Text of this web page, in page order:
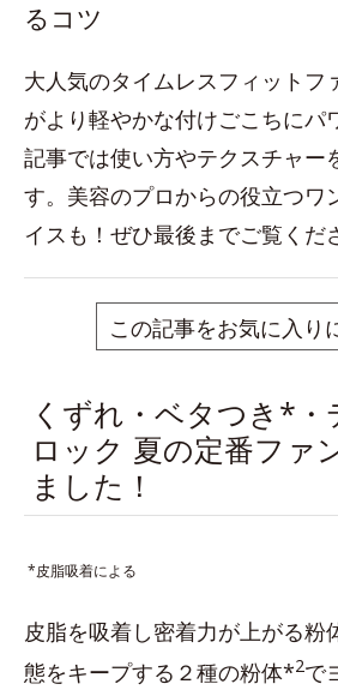
るコツ
大人気のタイムレスフィットフ
がより軽やかな付けごこちにパ
記事では使い方やテクスチャー
す。美容のプロからの役立つワ
イスも！ぜひ最後までご覧くだ
この記事をお気に入り
くずれ・ベタつき*
ロック 夏の定番ファ
ました！
*皮脂吸着による
皮脂を吸着し密着力が上がる粉
態をキープする２種の粉体*2で